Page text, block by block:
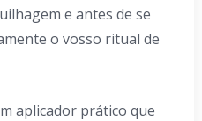
e antes de se
o vosso ritual de
aplicador prático que